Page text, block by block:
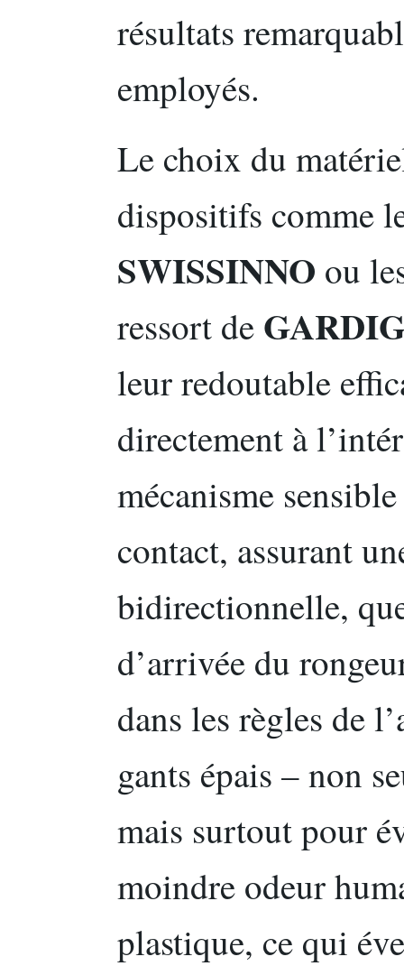
résultats
employés.
Le choix du
dispositifs comme
SWISSINNO ou
ressort de
leur redoutable
directement à
mécanisme
contact, assurant
bidirectionnelle,
d’arrivée du
dans les règles de
gants épais – non
mais surtout pour
moindre odeur
plastique, ce qui